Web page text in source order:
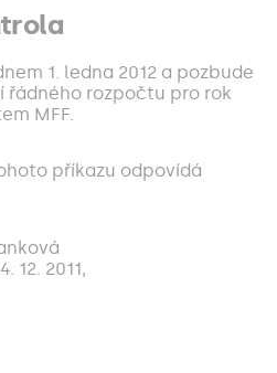
1. ledna 2012 a pozbude
rozpočtu pro rok
MFF.
příkazu odpovídá
12. 2011,